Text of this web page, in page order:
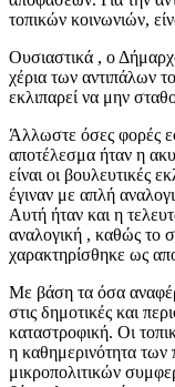
τοπικών κοινωνιών,
Ουσιαστικά , ο
χέρια των αντιπάλων
εκλιπαρεί να μην
Άλλωστε όσες φορές
αποτέλεσμα ήταν η
είναι οι βουλευτικές
έγιναν με απλή
Αυτή ήταν και η
αναλογική , καθώς το
χαρακτηρίσθηκε ως
Με βάση τα όσα
στις δημοτικές και
καταστροφική. Οι
η καθημερινότητα των
μικροπολιτικών